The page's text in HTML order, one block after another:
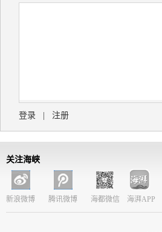
登录 注册
关注海峡
新浪微博 腾讯微博 海都微信 海湃APP